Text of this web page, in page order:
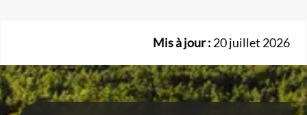
Mis à jour : 20 juillet 2026